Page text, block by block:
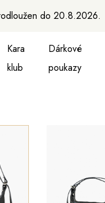
do 20.8.2026.
Kara
klub
Dárkové
poukazy